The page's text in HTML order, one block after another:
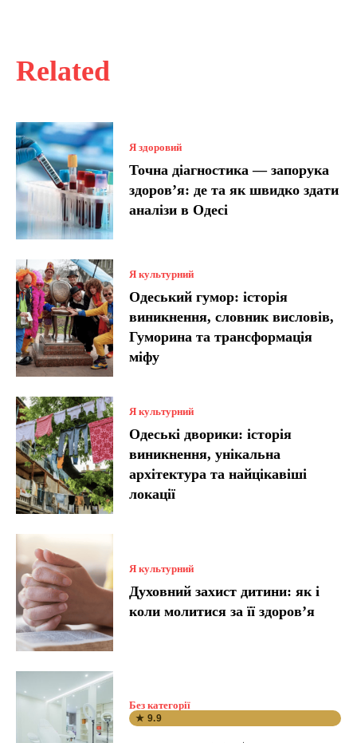
Related
Я здоровий
Точна діагностика — запорука
здоров’я: де та як швидко здати
аналізи в Одесі
Я культурний
Одеський гумор: історія
виникнення, словник висловів,
Гуморина та трансформація
міфу
Я культурний
Одеські дворики: історія
виникнення, унікальна
архітектура та найцікавіші
локації
Я культурний
Духовний захист дитини: як і
коли молитися за її здоров’я
Без категорії
★ 9.9